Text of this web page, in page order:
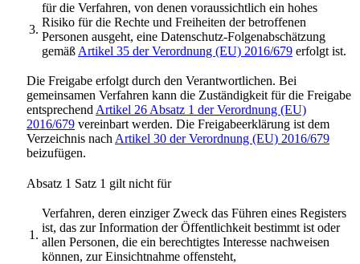
3.
für die Verfahren, von denen voraussichtlich ein hohes
Risiko für die Rechte und Freiheiten der betroffenen
Personen ausgeht, eine Datenschutz-Folgenabschätzung
gemäß Artikel 35 der Verordnung (EU) 2016/679 erfolgt ist.
Die Freigabe erfolgt durch den Verantwortlichen. Bei
gemeinsamen Verfahren kann die Zuständigkeit für die Freigabe
entsprechend Artikel 26 Absatz 1 der Verordnung (EU)
2016/679 vereinbart werden. Die Freigabeerklärung ist dem
Verzeichnis nach Artikel 30 der Verordnung (EU) 2016/679
beizufügen.
Absatz 1 Satz 1 gilt nicht für
1.
Verfahren, deren einziger Zweck das Führen eines Registers
ist, das zur Information der Öffentlichkeit bestimmt ist oder
allen Personen, die ein berechtigtes Interesse nachweisen
können, zur Einsichtnahme offensteht,